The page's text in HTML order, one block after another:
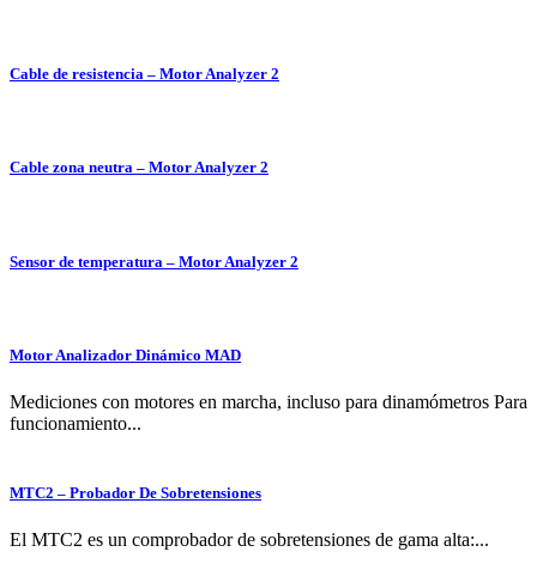
Cable de resistencia – Motor Analyzer 2
Cable zona neutra – Motor Analyzer 2
Sensor de temperatura – Motor Analyzer 2
Motor Analizador Dinámico MAD
Mediciones con motores en marcha, incluso para dinamómetros Para
funcionamiento...
MTC2 – Probador De Sobretensiones
El MTC2 es un comprobador de sobretensiones de gama alta:...